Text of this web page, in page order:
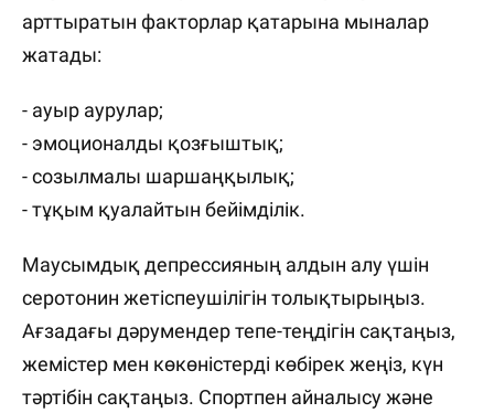
арттыратын факторлар қатарына мыналар
жатады:
- ауыр аурулар;
- эмоционалды қозғыштық;
- созылмалы шаршаңқылық;
- тұқым қуалайтын бейімділік.
Маусымдық депрессияның алдын алу үшін
серотонин жетіспеушілігін толықтырыңыз.
Ағзадағы дәрумендер тепе-теңдігін сақтаңыз,
жемістер мен көкөністерді көбірек жеңіз, күн
тәртібін сақтаңыз. Спортпен айналысу және